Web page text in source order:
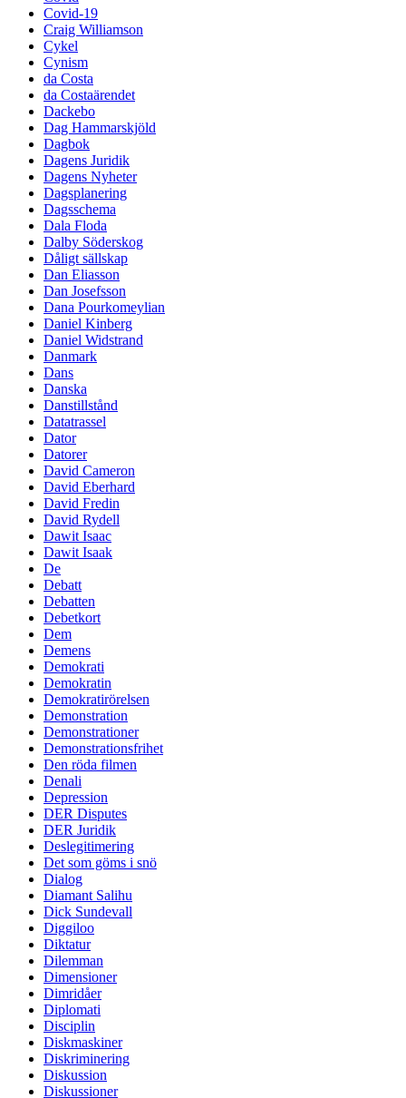
Covid-19
Craig Williamson
Cykel
Cynism
da Costa
da Costaärendet
Dackebo
Dag Hammarskjöld
Dagbok
Dagens Juridik
Dagens Nyheter
Dagsplanering
Dagsschema
Dala Floda
Dalby Söderskog
Dåligt sällskap
Dan Eliasson
Dan Josefsson
Dana Pourkomeylian
Daniel Kinberg
Daniel Widstrand
Danmark
Dans
Danska
Danstillstånd
Datatrassel
Dator
Datorer
David Cameron
David Eberhard
David Fredin
David Rydell
Dawit Isaac
Dawit Isaak
De
Debatt
Debatten
Debetkort
Dem
Demens
Demokrati
Demokratin
Demokratirörelsen
Demonstration
Demonstrationer
Demonstrationsfrihet
Den röda filmen
Denali
Depression
DER Disputes
DER Juridik
Deslegitimering
Det som göms i snö
Dialog
Diamant Salihu
Dick Sundevall
Diggiloo
Diktatur
Dilemman
Dimensioner
Dimridåer
Diplomati
Disciplin
Diskmaskiner
Diskriminering
Diskussion
Diskussioner